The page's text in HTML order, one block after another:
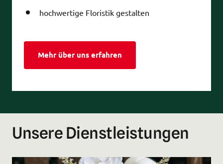
hochwertige Floristik gestalten
Mehr über uns erfahren
Unsere Dienstleistungen